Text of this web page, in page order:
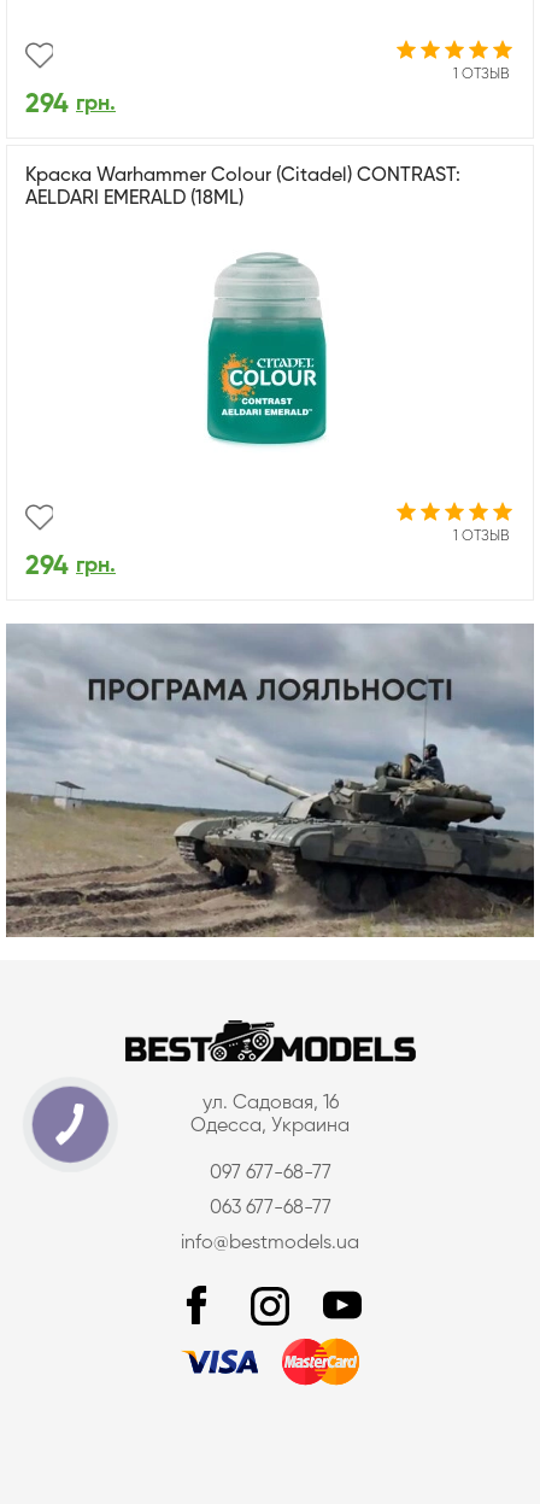
1 ОТЗЫВ
294 грн.
Краска Warhammer Colour (Citadel) CONTRAST:
AELDARI EMERALD (18ML)
1 ОТЗЫВ
294 грн.
ул. Садовая, 16
Одесса, Украина
097 677-68-77
063 677-68-77
info@bestmodels.ua